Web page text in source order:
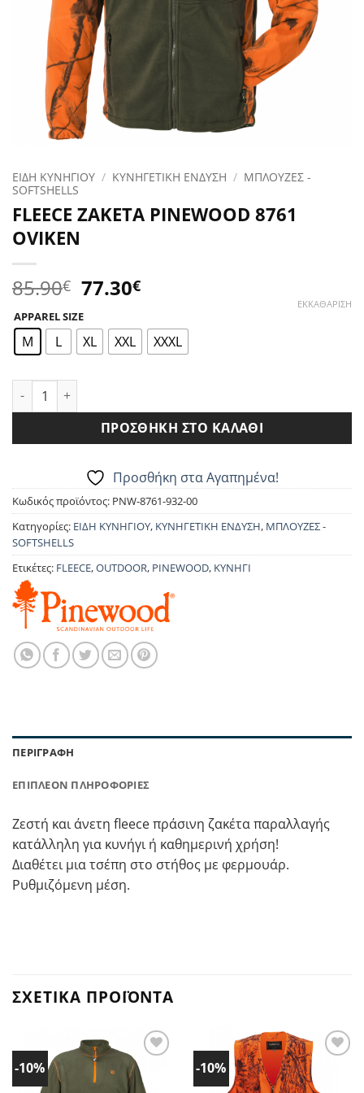
ΕΙΔΗ ΚΥΝΗΓΙΟΥ / ΚΥΝΗΓΕΤΙΚΗ ΕΝΔΥΣΗ / ΜΠΛΟΥΖΕΣ -
SOFTSHELLS
FLEECE ΖΑΚΕΤΑ PINEWOOD 8761
OVIKEN
85.90€ Original
price
was:
85.90€.
77.30€Η
τιμή
είναι:
APPAREL SIZE
M L XL XXL XXXL
ΕΚΚΑΘΆΡΙΣΗ
FLEECE ΖΑΚΕΤΑ PINEWOOD 8761 OVIKEN ποσότητα
ΠΡΟΣΘΉΚΗ ΣΤΟ ΚΑΛΆΘΙ
Προσθήκη στα Αγαπημένα!
Κωδικός προϊόντος: PNW-8761-932-00
Κατηγορίες: ΕΙΔΗ ΚΥΝΗΓΙΟΥ, ΚΥΝΗΓΕΤΙΚΗ ΕΝΔΥΣΗ, ΜΠΛΟΥΖΕΣ -
SOFTSHELLS
Ετικέτες: FLEECE,OUTDOOR, PINEWOOD, ΚΥΝΗΓΙ
ΠΕΡΙΓΡΑΦΉ
ΕΠΙΠΛΈΟΝ ΠΛΗΡΟΦΟΡΊΕΣ
Ζεστή και άνετη fleece πράσινη ζακέτα παραλλαγής
κατάλληλη για κυνήγι ή καθημερινή χρήση!
Διαθέτει μια τσέπη στο στήθος με φερμουάρ.
Ρυθμιζόμενη μέση.
ΣΧΕΤΙΚΆ ΠΡΟΪΌΝΤΑ
-10%
Προσθήκη
στα
Αγαπημένα!
-10%
Προσθήκη
στα
Αγαπημένα!